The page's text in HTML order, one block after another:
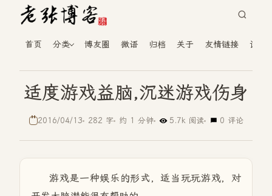
首页 分类 博友圈 微语 归档 关于 友情链接 读者
适度游戏益脑,沉迷游戏伤身
2016/04/13 282 字 约 1 分钟 5.7k 阅读 0 评论
游戏是一种娱乐的形式，适当玩玩游戏，对